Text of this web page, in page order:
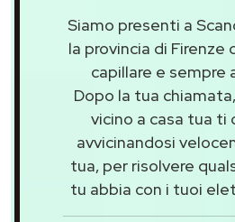
Siamo presenti a
la provincia di Firenze
capillare e sempre
Dopo la tua
vicino a casa tua
avvicinandosi
tua, per risolvere
tu abbia con i tuoi